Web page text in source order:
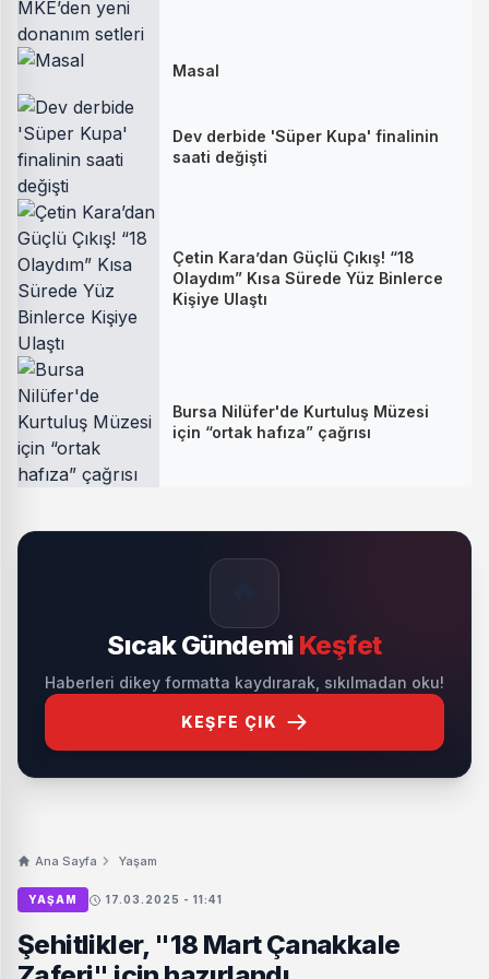
Masal
Dev derbide 'Süper Kupa' finalinin
saati değişti
Çetin Kara’dan Güçlü Çıkış! “18
Olaydım” Kısa Sürede Yüz Binlerce
Kişiye Ulaştı
Bursa Nilüfer'de Kurtuluş Müzesi
için “ortak hafıza” çağrısı
Sıcak Gündemi Keşfet
Haberleri dikey formatta kaydırarak, sıkılmadan oku!
KEŞFE ÇIK
Ana Sayfa Yaşam
YAŞAM 17.03.2025 - 11:41
Şehitlikler, "18 Mart Çanakkale